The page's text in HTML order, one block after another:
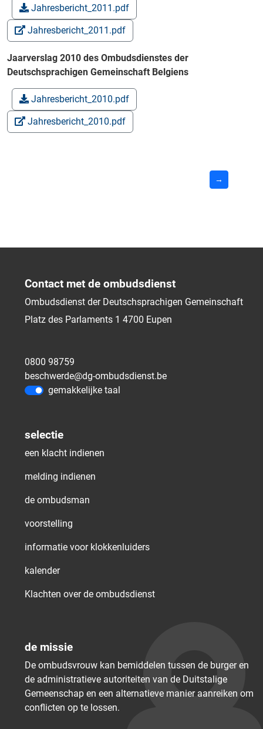
Jahresbericht_2011.pdf
Jahresbericht_2011.pdf
Jaarverslag 2010 des Ombudsdienstes der
Deutschsprachigen Gemeinschaft Belgiens
Jahresbericht_2010.pdf
Jahresbericht_2010.pdf
→
Contact met de ombudsdienst
Ombudsdienst der Deutschsprachigen Gemeinschaft
Platz des Parlaments 1 4700 Eupen
0800 98759
beschwerde@dg-ombudsdienst.be
gemakkelijke taal
selectie
een klacht indienen
melding indienen
de ombudsman
voorstelling
informatie voor klokkenluiders
kalender
Klachten over de ombudsdienst
de missie
De ombudsvrouw kan bemiddelen tussen de burger en
de administratieve autoriteiten van de Duitstalige
Gemeenschap en een alternatieve manier aanreiken om
conflicten op te lossen.